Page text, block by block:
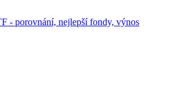
- porovnání, nejlepší fondy, výnos